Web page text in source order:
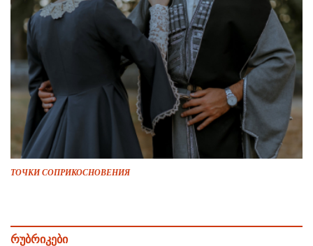
ТОЧКИ СОПРИКОСНОВЕНИЯ
რუბრიკები